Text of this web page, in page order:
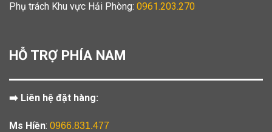
Phụ trách Khu vực Hải Phòng: 0961.203.270
HỖ TRỢ PHÍA NAM
➡️ Liên hệ đặt hàng:
Ms Hiền: 0966.831.477